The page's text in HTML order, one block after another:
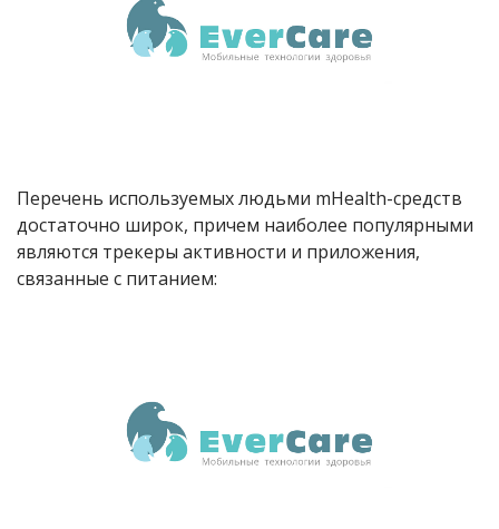
Перечень используемых людьми mHealth-средств
достаточно широк, причем наиболее популярными
являются трекеры активности и приложения,
связанные с питанием: